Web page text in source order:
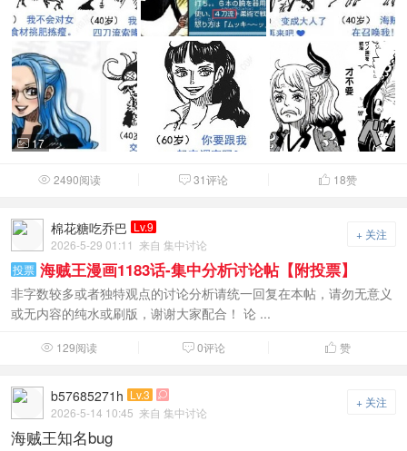
 17
 2490阅读  31评论  18赞
+ 关注
棉花糖吃乔巴 Lv.9
2026-5-29 01:11 来自 集中讨论
投票 海贼王漫画1183话-集中分析讨论帖【附投票】
非字数较多或者独特观点的讨论分析请统一回复在本帖，请勿无意义
或无内容的纯水或刷版，谢谢大家配合！ 论 ...
 129阅读  0评论  赞
+ 关注
b57685271h Lv.3 
2026-5-14 10:45 来自 集中讨论
海贼王知名bug